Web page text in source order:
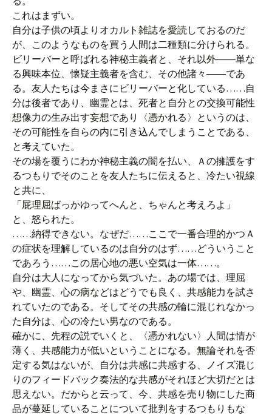
これはまずい。
自分は子供の頃よりオカルト雑誌を愛読しておるのだ
が、このようなものを買う人間は二種類に分けられる。
ビリーバーと呼ばれる神秘主義者と、それ以外――単な
る興味本位、懐疑主義者を含む、その他諸々――であ
る。友人たちは今まさにビリーバーと化している……自
分は後者であり、幽霊とは、死者と自分との交換可能性
想像力の生み出す妄想であり〈憑かれる〉というのは、
その可能性を自らの内に引き込んでしまうことである、
と考えていた。
その場を覆うにわか神秘主義の闇を払い、Ａの擁護をす
るつもりでそのことを友人たちに伝えると、冷たい視線
と共に、
「屁理屈ばっかゆってへんと、ちゃんと考えろよ」
と、怒られた。
……納得できない。なぜだ……ここで一番合理的かつＡ
の症状を理解しているのは自分のはず……どういうこと
であろう……この居心地の悪い空気は一体……。
自分は大人になってから気づいた。あの場では、理屈
や、幽霊、心の病などはどうでも良く、共感能力を試さ
れていたのである。そしてその共感の輪に混じれなかっ
た自分は、心の冷たい男なのである。
確かに、先程の説でいくと、〈憑かれない〉人間は情が
薄く、共感能力が低いということになる。無論それを否
定する気はないが、自分は共感に共感する、ノイズ混じ
りのフィードバック奏法的な共感がそれほど大切だとは
思えない。だからと云って、今、共感を売り物にした商
品が蔓延していることについて批判をするつもりもな